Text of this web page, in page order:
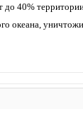
до 40%
океана,